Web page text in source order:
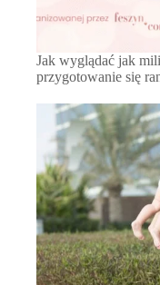
Jak wyglądać jak
przygotowanie się